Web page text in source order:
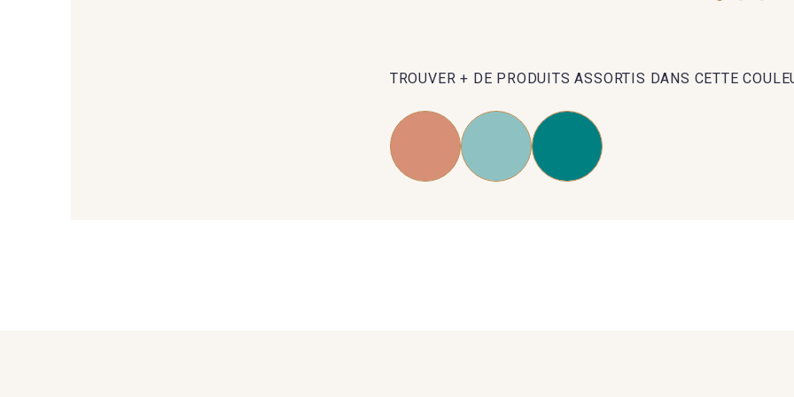
TROUVER + DE PRODUITS ASSORTIS DANS CETTE